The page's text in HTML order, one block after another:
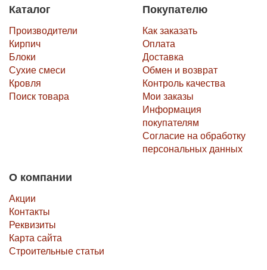
Каталог
Производители
Кирпич
Блоки
Сухие смеси
Кровля
Поиск товара
Покупателю
Как заказать
Оплата
Доставка
Обмен и возврат
Контроль качества
Мои заказы
Информация
покупателям
Согласие на обработку
персональных данных
О компании
Акции
Контакты
Реквизиты
Карта сайта
Строительные статьи